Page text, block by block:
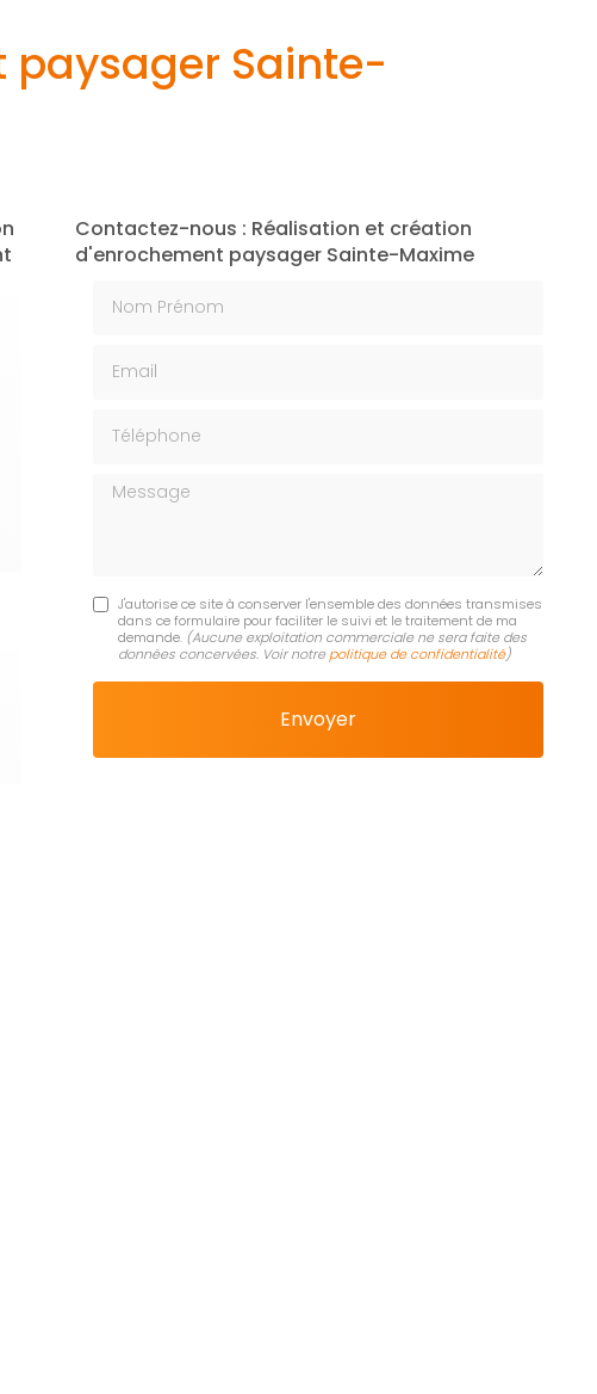
paysager Sainte-
Contactez-nous : Réalisation et création
d'enrochement paysager Sainte-Maxime
Message
J'autorise ce site à conserver l'ensemble des données transmises
dans ce formulaire pour faciliter le suivi et le traitement de ma
demande. (Aucune exploitation commerciale ne sera faite des
données concervées. Voir notre politique de confidentialité)